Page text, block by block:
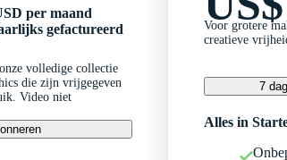
per maand
gefactureerd
volledige collectie
die zijn vrijgegeven
Video niet
Voor grotere
creatieve
7
Alles in